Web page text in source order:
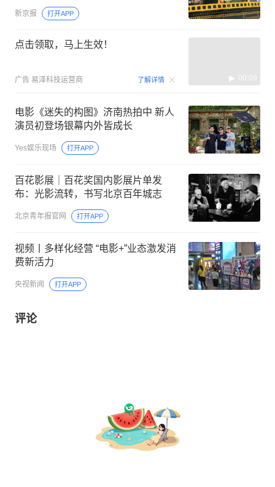
新京报 打开APP
点击领取，马上生效！
广告 易泽科技运营商 了解详情 00:09
电影《迷失的构图》济南热拍中 新人
演员初登场银幕内外皆成长
Yes娱乐现场 打开APP
百花影展｜百花奖国内影展片单发
布：光影流转，书写北京百年城志
北京青年报官网 打开APP
视频丨多样化经营 “电影+”业态激发消
费新活力
央视新闻 打开APP
评论